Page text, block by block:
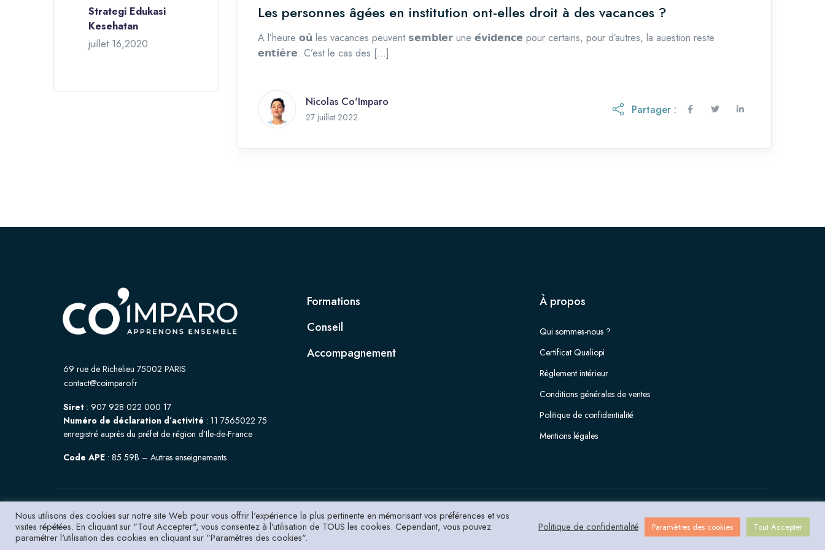
Les personnes âgées en institution ont-elles droit à des vacances ?
A l’heure 𝗼𝘂̀ les vacances peuvent 𝘀𝗲𝗺𝗯𝗹𝗲𝗿 une 𝗲́𝘃𝗶𝗱𝗲𝗻𝗰𝗲 pour certains, pour d’autres, la auestion reste
𝗲𝗻𝘁𝗶𝗲̀𝗿𝗲. C’est le cas des […]
Nicolas Co'Imparo
27 juillet 2022
Partager :
Strategi Edukasi
Kesehatan
juillet 16,2020
69 rue de Richelieu 75002 PARIS
contact@coimparo.fr
Siret : 907 928 022 000 17
Numéro de déclaration d’activité : 11 7565022 75
enregistré auprès du préfet de région d’Ile-de-France
Code APE : 85 59B – Autres enseignements
Formations
Conseil
Accompagnement
À propos
Qui sommes-nous ?
Certificat Qualiopi
Règlement intérieur
Conditions générales de ventes
Politique de confidentialité
Mentions légales
Copyright © 2022 Co'Imparo. Tous droits réservés. linkedin
Nous utilisons des cookies sur notre site Web pour vous offrir l'expérience la plus pertinente en mémorisant vos préférences et vos
visites répétées. En cliquant sur "Tout Accepter", vous consentez à l'utilisation de TOUS les cookies. Cependant, vous pouvez
paramétrer l'utilisation des cookies en cliquant sur "Paramètres des cookies".
Politique de confidentialité Paramètres des cookies Tout Accepter